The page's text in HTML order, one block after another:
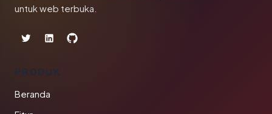
untuk web terbuka.
PRODUK
Beranda